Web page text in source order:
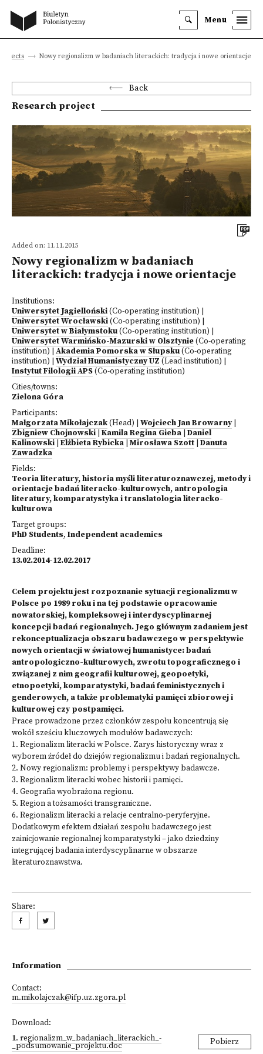
Menu
Nowy regionalizm w badaniach literackich: tradycja i nowe orientacje
Back
Research project
Added on: 11.11.2015
Nowy regionalizm w badaniach
literackich: tradycja i nowe orientacje
Institutions:
Uniwersytet Jagielloński(Co-operating institution)
Uniwersytet Wrocławski(Co-operating institution)
Uniwersytet w Białymstoku(Co-operating institution)
Uniwersytet Warmińsko-Mazurski w Olsztynie(Co-operating
institution)
Akademia Pomorska w Słupsku(Co-operating
institution)
Wydział Humanistyczny UZ (Lead institution)
Instytut Filologii APS(Co-operating institution)
Cities/towns:
Zielona Góra
Participants:
Małgorzata Mikołajczak(Head) Wojciech Jan Browarny|
Zbigniew Chojnowski Kamila Regina Gieba Daniel
Kalinowski Elżbieta Rybicka |Mirosława Szott Danuta
Zawadzka
Fields:
Teoria literatury, historia myśli literaturoznawczej, metody i
orientacje badań literacko-kulturowych, antropologia
literatury, komparatystyka i translatologia literacko-
kulturowa
Target groups:
PhD Students, Independent academics
Deadline:
13.02.2014-12.02.2017
Celem projektu jest rozpoznanie sytuacji regionalizmu w
Polsce po 1989 roku i na tej podstawie opracowanie
nowatorskiej, kompleksowej i interdyscyplinarnej
koncepcji badań regionalnych. Jego głównym zadaniem jest
rekonceptualizacja obszaru badawczego w perspektywie
nowych orientacji w światowej humanistyce: badań
antropologiczno-kulturowych, zwrotu topograficznego i
związanej z nim geografii kulturowej, geopoetyki,
etnopoetyki, komparatystyki, badań feministycznych i
genderowych, a także problematyki pamięci zbiorowej i
kulturowej czy postpamięci.
Prace prowadzone przez członków zespołu koncentrują się
wokół sześciu kluczowych modułów badawczych:
1. Regionalizm literacki w Polsce. Zarys historyczny wraz z
wyborem źródeł do dziejów regionalizmu i badań regionalnych.
2. Nowy regionalizm: problemy i perspektywy badawcze.
3. Regionalizm literacki wobec historii i pamięci.
4. Geografia wyobrażona regionu.
5. Region a tożsamości transgraniczne.
6. Regionalizm literacki a relacje centralno-peryferyjne.
Dodatkowym efektem działań zespołu badawczego jest
zainicjowanie regionalnej komparatystyki – jako dziedziny
integrującej badania interdyscyplinarne w obszarze
literaturoznawstwa.
Share:
Information
Contact:
m.mikolajczak@ifp.uz.zgora.pl
Download:
1. regionalizm_w_badaniach_literackich_-
_podsumowanie_projektu.doc Pobierz